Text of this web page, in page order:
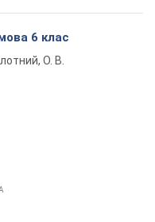
6 клас
О. В.